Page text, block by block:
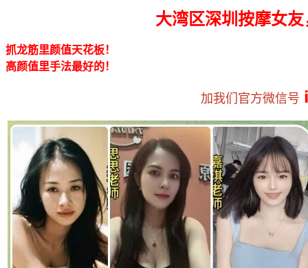
大湾区深圳按摩女友
抓龙筋里颜值天花板！
高颜值里手法最好的！
加我们官方微信号